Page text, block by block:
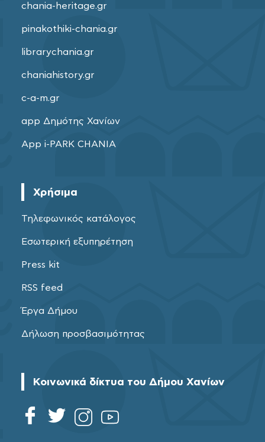
chania-heritage.gr
pinakothiki-chania.gr
librarychania.gr
chaniahistory.gr
c-a-m.gr
app Δημότης Χανίων
App i-PARK CHANIA
Χρήσιμα
Τηλεφωνικός κατάλογος
Εσωτερική εξυπηρέτηση
Press kit
RSS feed
Έργα Δήμου
Δήλωση προσβασιμότητας
Κοινωνικά δίκτυα του Δήμου Χανίων